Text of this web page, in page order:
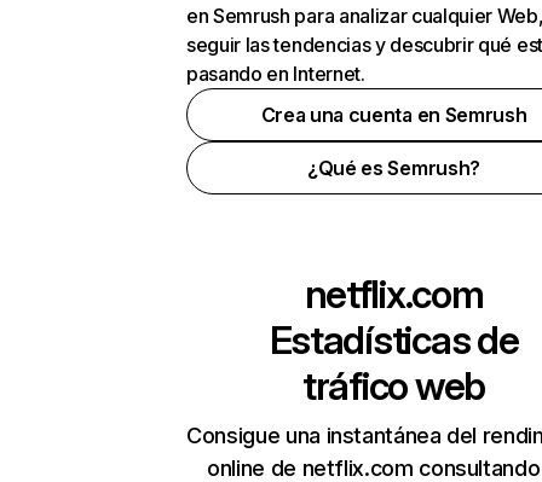
en Semrush para analizar cualquier
seguir las tendencias y descubrir qué
pasando en Internet.
Crea una cuenta en Semrush
¿Qué es Semrush?
netflix.com
Estadísticas de
tráfico web
Consigue una instantánea del
online de netflix.com